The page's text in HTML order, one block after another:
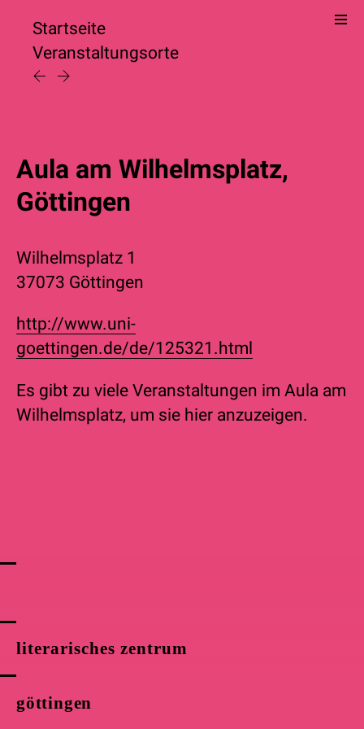
literarisches zentrum
göttingen
Startseite
Veranstaltungsorte
Aula am Wilhelmsplatz,
Göttingen
Wilhelmsplatz 1
37073 Göttingen
http://www.uni-
goettingen.de/de/125321.html
Es gibt zu viele Veranstaltungen im Aula am
Wilhelmsplatz, um sie hier anzuzeigen.